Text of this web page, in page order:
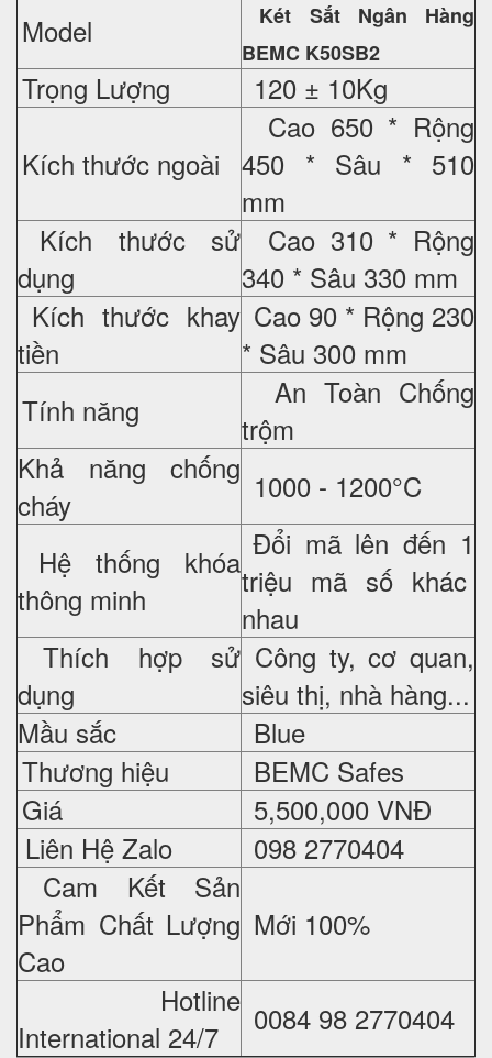
Model
Két Sắt Ngân Hàng
BEMC K50SB2
Trọng Lượng
120 ± 10Kg
Kích thước ngoài
Cao 650 * Rộng
450 * Sâu * 510
mm
Kích thước sử
dụng
Cao 310 * Rộng
340 * Sâu 330 mm
Kích thước khay
tiền
Cao 90 * Rộng 230
* Sâu 300 mm
Tính năng
An Toàn Chống
trộm
Khả năng chống
cháy
1000 - 1200°C
Hệ thống khóa
thông minh
Đổi mã lên đến 1
triệu mã số khác
nhau
Thích hợp sử
dụng
Công ty, cơ quan,
siêu thị, nhà hàng...
Mầu sắc
Blue
Thương hiệu
BEMC Safes
Giá
5,500,000 VNĐ
Liên Hệ Zalo
098 2770404
Cam Kết Sản
Phẩm Chất Lượng
Cao
Mới 100%
Hotline
International 24/7
0084 98 2770404